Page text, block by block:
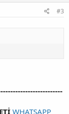
#3
WHATSAPP